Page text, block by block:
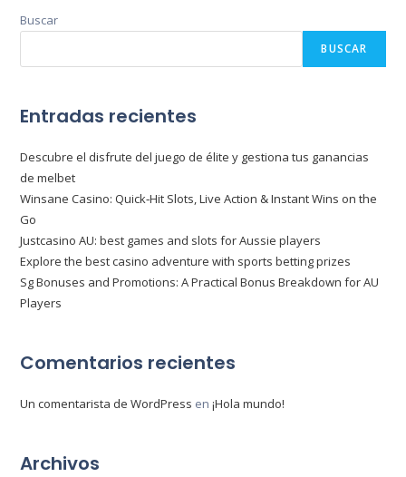
Buscar
BUSCAR
Entradas recientes
Descubre el disfrute del juego de élite y gestiona tus ganancias
de melbet
Winsane Casino: Quick‑Hit Slots, Live Action & Instant Wins on the
Go
Justcasino AU: best games and slots for Aussie players
Explore the best casino adventure with sports betting prizes
Sg Bonuses and Promotions: A Practical Bonus Breakdown for AU
Players
Comentarios recientes
Un comentarista de WordPress en¡Hola mundo!
Archivos